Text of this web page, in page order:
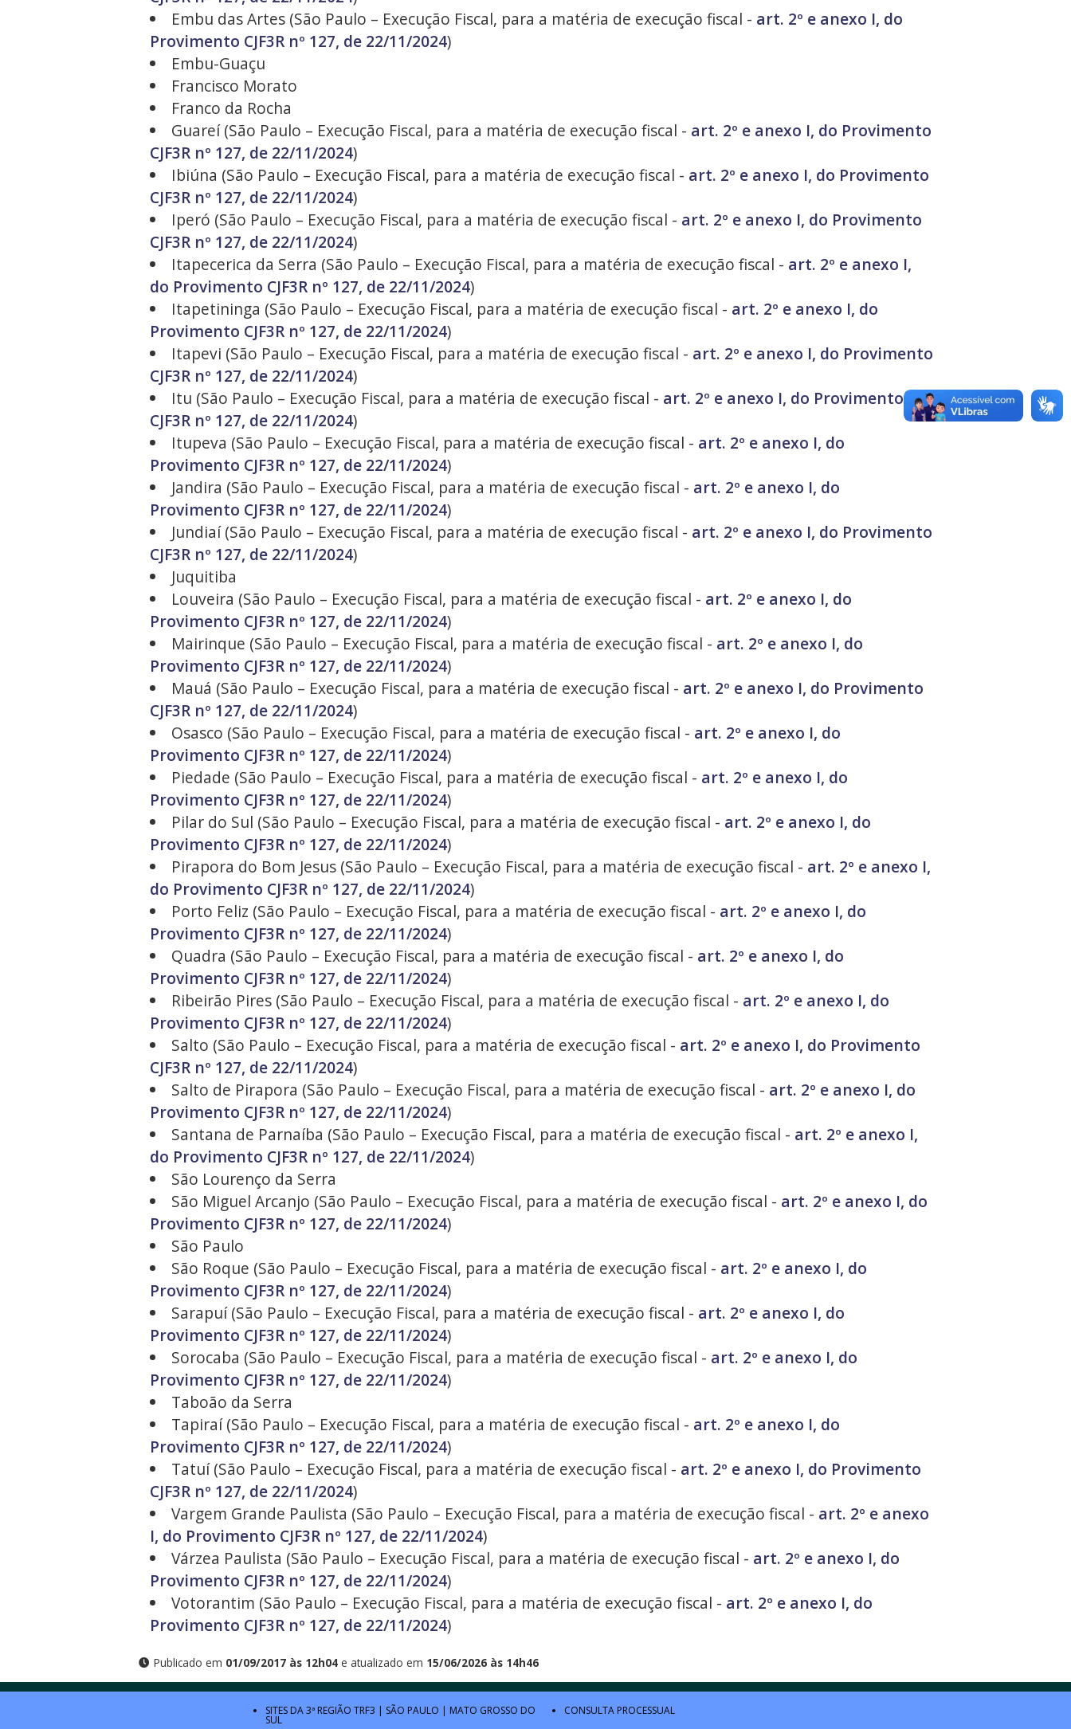
Embu das Artes (São Paulo – Execução Fiscal, para a matéria de execução fiscal - art. 2º e anexo I, do
Provimento CJF3R nº 127, de 22/11/2024)
Embu-Guaçu
Francisco Morato
Franco da Rocha
Guareí (São Paulo – Execução Fiscal, para a matéria de execução fiscal - art. 2º e anexo I, do Provimento
CJF3R nº 127, de 22/11/2024)
Ibiúna (São Paulo – Execução Fiscal, para a matéria de execução fiscal - art. 2º e anexo I, do Provimento
CJF3R nº 127, de 22/11/2024)
Iperó (São Paulo – Execução Fiscal, para a matéria de execução fiscal - art. 2º e anexo I, do Provimento
CJF3R nº 127, de 22/11/2024)
Itapecerica da Serra (São Paulo – Execução Fiscal, para a matéria de execução fiscal - art. 2º e anexo I,
do Provimento CJF3R nº 127, de 22/11/2024)
Itapetininga (São Paulo – Execução Fiscal, para a matéria de execução fiscal - art. 2º e anexo I, do
Provimento CJF3R nº 127, de 22/11/2024)
Itapevi (São Paulo – Execução Fiscal, para a matéria de execução fiscal - art. 2º e anexo I, do Provimento
CJF3R nº 127, de 22/11/2024)
Itu (São Paulo – Execução Fiscal, para a matéria de execução fiscal - art. 2º e anexo I, do Provimento
CJF3R nº 127, de 22/11/2024)
Itupeva (São Paulo – Execução Fiscal, para a matéria de execução fiscal - art. 2º e anexo I, do
Provimento CJF3R nº 127, de 22/11/2024)
Jandira (São Paulo – Execução Fiscal, para a matéria de execução fiscal - art. 2º e anexo I, do
Provimento CJF3R nº 127, de 22/11/2024)
Jundiaí (São Paulo – Execução Fiscal, para a matéria de execução fiscal - art. 2º e anexo I, do Provimento
CJF3R nº 127, de 22/11/2024)
Juquitiba
Louveira (São Paulo – Execução Fiscal, para a matéria de execução fiscal - art. 2º e anexo I, do
Provimento CJF3R nº 127, de 22/11/2024)
Mairinque (São Paulo – Execução Fiscal, para a matéria de execução fiscal - art. 2º e anexo I, do
Provimento CJF3R nº 127, de 22/11/2024)
Mauá (São Paulo – Execução Fiscal, para a matéria de execução fiscal - art. 2º e anexo I, do Provimento
CJF3R nº 127, de 22/11/2024)
Osasco (São Paulo – Execução Fiscal, para a matéria de execução fiscal - art. 2º e anexo I, do
Provimento CJF3R nº 127, de 22/11/2024)
Piedade (São Paulo – Execução Fiscal, para a matéria de execução fiscal - art. 2º e anexo I, do
Provimento CJF3R nº 127, de 22/11/2024)
Pilar do Sul (São Paulo – Execução Fiscal, para a matéria de execução fiscal - art. 2º e anexo I, do
Provimento CJF3R nº 127, de 22/11/2024)
Pirapora do Bom Jesus (São Paulo – Execução Fiscal, para a matéria de execução fiscal - art. 2º e anexo I,
do Provimento CJF3R nº 127, de 22/11/2024)
Porto Feliz (São Paulo – Execução Fiscal, para a matéria de execução fiscal - art. 2º e anexo I, do
Provimento CJF3R nº 127, de 22/11/2024)
Quadra (São Paulo – Execução Fiscal, para a matéria de execução fiscal - art. 2º e anexo I, do
Provimento CJF3R nº 127, de 22/11/2024)
Ribeirão Pires (São Paulo – Execução Fiscal, para a matéria de execução fiscal - art. 2º e anexo I, do
Provimento CJF3R nº 127, de 22/11/2024)
Salto (São Paulo – Execução Fiscal, para a matéria de execução fiscal - art. 2º e anexo I, do Provimento
CJF3R nº 127, de 22/11/2024)
Salto de Pirapora (São Paulo – Execução Fiscal, para a matéria de execução fiscal - art. 2º e anexo I, do
Provimento CJF3R nº 127, de 22/11/2024)
Santana de Parnaíba (São Paulo – Execução Fiscal, para a matéria de execução fiscal - art. 2º e anexo I,
do Provimento CJF3R nº 127, de 22/11/2024)
São Lourenço da Serra
São Miguel Arcanjo (São Paulo – Execução Fiscal, para a matéria de execução fiscal - art. 2º e anexo I, do
Provimento CJF3R nº 127, de 22/11/2024)
São Paulo
São Roque (São Paulo – Execução Fiscal, para a matéria de execução fiscal - art. 2º e anexo I, do
Provimento CJF3R nº 127, de 22/11/2024)
Sarapuí (São Paulo – Execução Fiscal, para a matéria de execução fiscal - art. 2º e anexo I, do
Provimento CJF3R nº 127, de 22/11/2024)
Sorocaba (São Paulo – Execução Fiscal, para a matéria de execução fiscal - art. 2º e anexo I, do
Provimento CJF3R nº 127, de 22/11/2024)
Taboão da Serra
Tapiraí (São Paulo – Execução Fiscal, para a matéria de execução fiscal - art. 2º e anexo I, do
Provimento CJF3R nº 127, de 22/11/2024)
Tatuí (São Paulo – Execução Fiscal, para a matéria de execução fiscal - art. 2º e anexo I, do Provimento
CJF3R nº 127, de 22/11/2024)
Vargem Grande Paulista (São Paulo – Execução Fiscal, para a matéria de execução fiscal - art. 2º e anexo
I, do Provimento CJF3R nº 127, de 22/11/2024)
Várzea Paulista (São Paulo – Execução Fiscal, para a matéria de execução fiscal - art. 2º e anexo I, do
Provimento CJF3R nº 127, de 22/11/2024)
Votorantim (São Paulo – Execução Fiscal, para a matéria de execução fiscal - art. 2º e anexo I, do
Provimento CJF3R nº 127, de 22/11/2024)
Publicado em 01/09/2017 às 12h04 e atualizado em 15/06/2026 às 14h46
SITES DA 3ª REGIÃO TRF3 | SÃO PAULO | MATO GROSSO DO
SUL
CONSULTA PROCESSUAL